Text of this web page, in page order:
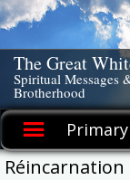
Skip
to
content
The Great
Spiritual Messages
Brotherhood